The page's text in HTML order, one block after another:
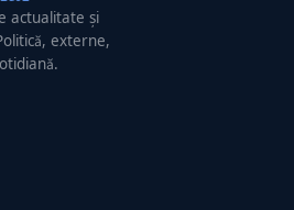
actualitate și
externe,